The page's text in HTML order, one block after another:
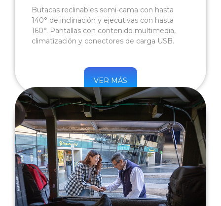
Butacas reclinables semi-cama con hasta
140° de inclinación y ejecutivas con hasta
160°. Pantallas con contenido multimedia,
climatización y conectores de carga USB.
VER MÁS